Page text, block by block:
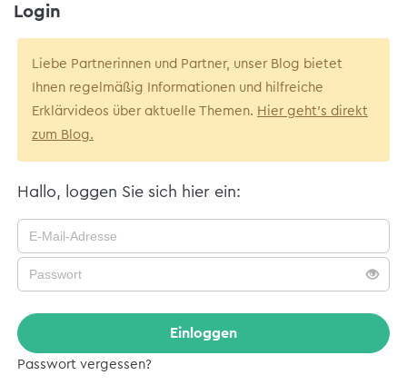
Login
Liebe Partnerinnen und Partner, unser Blog bietet
Ihnen regelmäßig Informationen und hilfreiche
Erklärvideos über aktuelle Themen. Hier geht's direkt
zum Blog.
Hallo, loggen Sie sich hier ein:
Einloggen
Passwort vergessen?